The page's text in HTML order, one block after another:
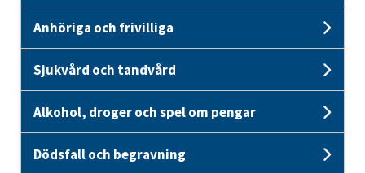
Anhöriga och frivilliga
Sjukvård och tandvård
Alkohol, droger och spel om pengar
Dödsfall och begravning